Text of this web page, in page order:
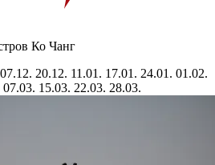
Ко Чанг
07.12. 20.12. 11.01. 17.01. 24.01. 01.02.
07.03. 15.03. 22.03. 28.03.